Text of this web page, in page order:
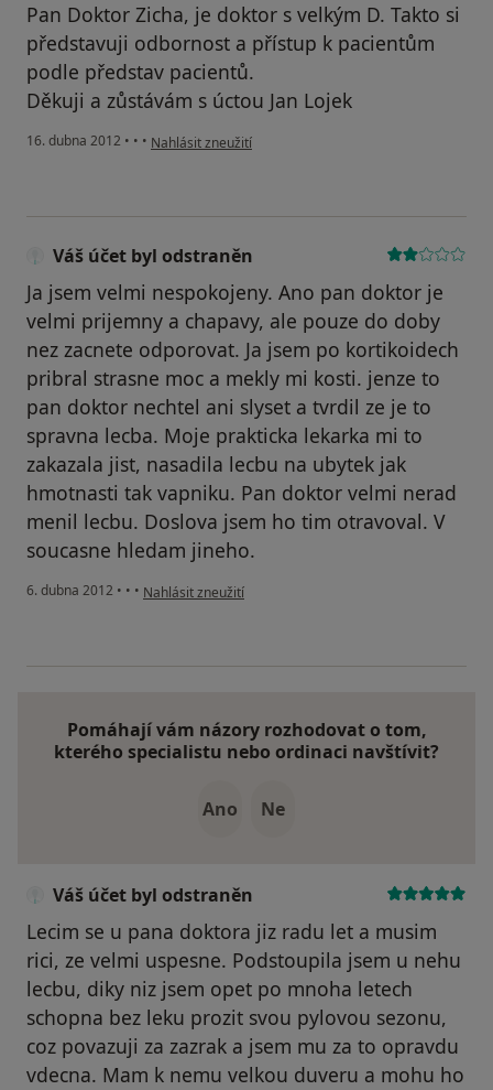
Pan Doktor Zicha, je doktor s velkým D. Takto si
představuji odbornost a přístup k pacientům
podle představ pacientů.
Děkuji a zůstávám s úctou Jan Lojek
16. dubna 2012 • • • podle názoru uživatele Honza Lojek
Nahlásit zneužití
Váš účet byl odstraněn
Ja jsem velmi nespokojeny. Ano pan doktor je
velmi prijemny a chapavy, ale pouze do doby
nez zacnete odporovat. Ja jsem po kortikoidech
pribral strasne moc a mekly mi kosti. jenze to
pan doktor nechtel ani slyset a tvrdil ze je to
spravna lecba. Moje prakticka lekarka mi to
zakazala jist, nasadila lecbu na ubytek jak
hmotnasti tak vapniku. Pan doktor velmi nerad
menil lecbu. Doslova jsem ho tim otravoval. V
soucasne hledam jineho.
6. dubna 2012 • • • podle názoru uživatele Váš účet byl odstraněn
Nahlásit zneužití
Pomáhají vám názory rozhodovat o tom,
kterého specialistu nebo ordinaci navštívit?
Ano Ne
Váš účet byl odstraněn
Lecim se u pana doktora jiz radu let a musim
rici, ze velmi uspesne. Podstoupila jsem u nehu
lecbu, diky niz jsem opet po mnoha letech
schopna bez leku prozit svou pylovou sezonu,
coz povazuji za zazrak a jsem mu za to opravdu
vdecna. Mam k nemu velkou duveru a mohu ho